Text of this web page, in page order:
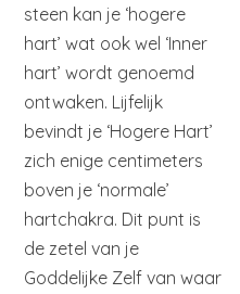
steen kan je ‘hogere
hart’ wat ook wel ‘Inner
hart’ wordt genoemd
ontwaken. Lijfelijk
bevindt je ‘Hogere Hart’
zich enige centimeters
boven je ‘normale’
hartchakra. Dit punt is
de zetel van je
Goddelijke Zelf van waar